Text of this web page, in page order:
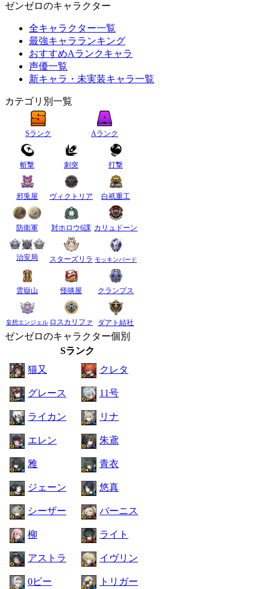
ゼンゼロのキャラクター
全キャラクター一覧
最強キャラランキング
おすすめAランクキャラ
声優一覧
新キャラ・未実装キャラ一覧
カテゴリ別一覧
Sランク Aランク
斬撃 刺突 打撃
邪兎屋 ヴィクトリア 白祇重工
防衛軍 対ホロウ6課 カリュドーン
治安局 スターズリラ モッキンバード
雲嶽山 怪啖屋 クランプス
妄想エンジェル ロスカリファ ダアト結社
ゼンゼロのキャラクター個別
Sランク
猫又
クレタ
グレース 11号
ライカン リナ
エレン 朱鳶
雅 青衣
ジェーン 悠真
シーザー バーニス
柳 ライト
アストラ イヴリン
0ビー トリガー